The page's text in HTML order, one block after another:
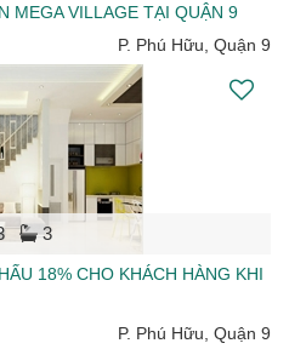
MEGA VILLAGE TẠI QUẬN 9
P. Phú Hữu, Quận 9
3
18% CHO KHÁCH HÀNG KHI
P. Phú Hữu, Quận 9